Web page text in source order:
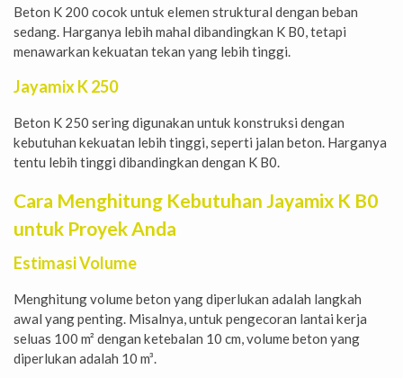
Beton K 200 cocok untuk elemen struktural dengan beban
sedang. Harganya lebih mahal dibandingkan K B0, tetapi
menawarkan kekuatan tekan yang lebih tinggi.
Jayamix K 250
Beton K 250 sering digunakan untuk konstruksi dengan
kebutuhan kekuatan lebih tinggi, seperti jalan beton. Harganya
tentu lebih tinggi dibandingkan dengan K B0.
Cara Menghitung Kebutuhan Jayamix K B0
untuk Proyek Anda
Estimasi Volume
Menghitung volume beton yang diperlukan adalah langkah
awal yang penting. Misalnya, untuk pengecoran lantai kerja
seluas 100 m² dengan ketebalan 10 cm, volume beton yang
diperlukan adalah 10 m³.